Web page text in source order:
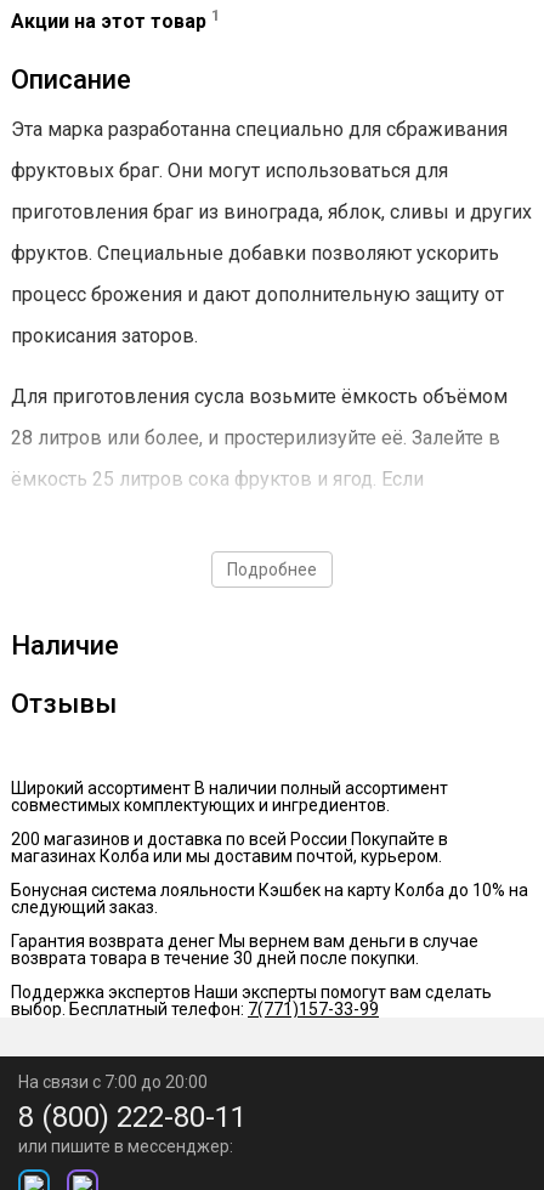
Акции на этот товар 1
Описание
Эта марка разработанна специально для сбраживания
фруктовых браг. Они могут использоваться для
приготовления браг из винограда, яблок, сливы и других
фруктов. Специальные добавки позволяют ускорить
процесс брожения и дают дополнительную защиту от
прокисания заторов.
Для приготовления сусла возьмите ёмкость объёмом
28 литров или более, и простерилизуйте её. Залейте в
ёмкость 25 литров сока фруктов и ягод. Если
добавить декстрозу или фруктозу. Это позволит
дрожжами и всыпьте содержимое пачки в ёмкость.
таблице. Не ставьте емкость с суслом к источнику тепла,
чтобы не допустить перегрева сусла. Гидрозатвор
использовать не нужно. Перед дистилляцией сусло
необходимо осветлить. Для этого дайте суслу отстояться
несколько дней, затем медленно перелейте его без
осадка в другую ёмкость. Сусло готово к дистилляции.
Подробнее
Наличие
Отзывы
Широкий ассортимент В наличии полный ассортимент
совместимых комплектующих и ингредиентов.
200 магазинов и доставка по всей России Покупайте в
магазинах Колба или мы доставим почтой, курьером.
Бонусная система лояльности Кэшбек на карту Колба до 10% на
следующий заказ.
Гарантия возврата денег Мы вернем вам деньги в случае
возврата товара в течение 30 дней после покупки.
Поддержка экспертов Наши эксперты помогут вам сделать
выбор. Бесплатный телефон: 7(771)157-33-99
На связи с 7:00 до 20:00
8 (800) 222-80-11
или пишите в мессенджер: